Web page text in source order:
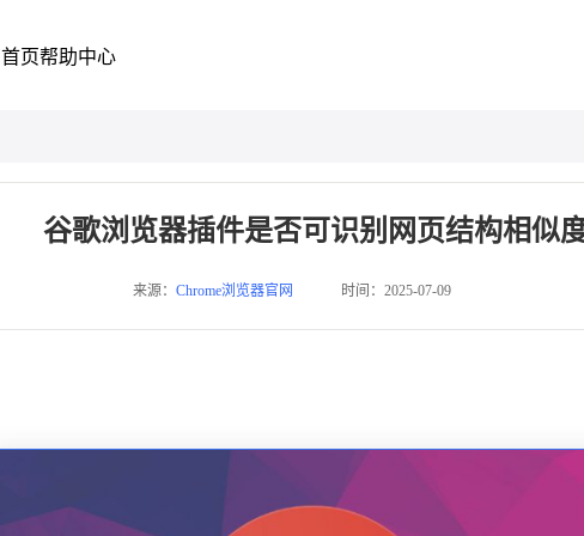
首页帮助中心
谷歌浏览器插件是否可识别网页结构相似
来源： Chrome浏览器官网 时间：2025-07-09